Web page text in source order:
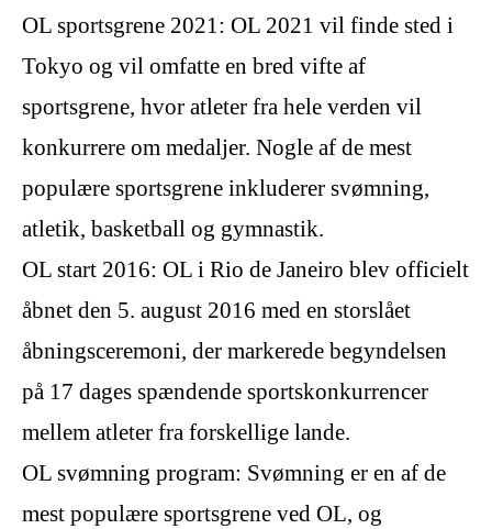
OL sportsgrene 2021: OL 2021 vil finde sted i
Tokyo og vil omfatte en bred vifte af
sportsgrene, hvor atleter fra hele verden vil
konkurrere om medaljer. Nogle af de mest
populære sportsgrene inkluderer svømning,
atletik, basketball og gymnastik.
OL start 2016: OL i Rio de Janeiro blev officielt
åbnet den 5. august 2016 med en storslået
åbningsceremoni, der markerede begyndelsen
på 17 dages spændende sportskonkurrencer
mellem atleter fra forskellige lande.
OL svømning program: Svømning er en af de
mest populære sportsgrene ved OL, og